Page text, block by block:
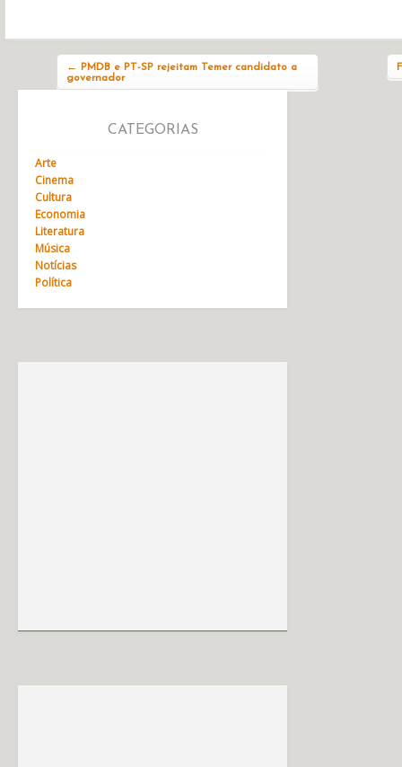
←
PMDB e PT-SP rejeitam Temer candidato a
governador
CATEGORIAS
Arte
Cinema
Cultura
Economia
Literatura
Música
Notícias
Política